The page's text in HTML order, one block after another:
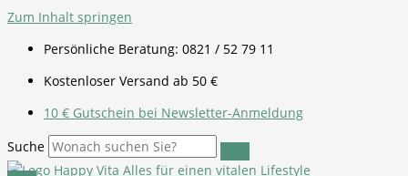
Zum Inhalt springen
Persönliche Beratung: 0821 / 52 79 11
Kostenloser Versand ab 50 €
10 € Gutschein bei Newsletter-Anmeldung
Suche